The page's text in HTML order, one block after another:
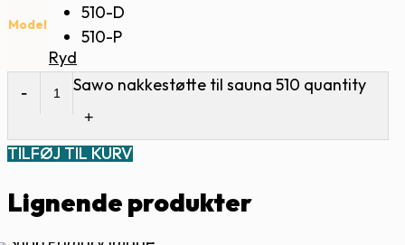
Model
510-D
510-P
Ryd
Sawo nakkestøtte til sauna 510 quantity
TILFØJ TIL KURV
Lignende produkter